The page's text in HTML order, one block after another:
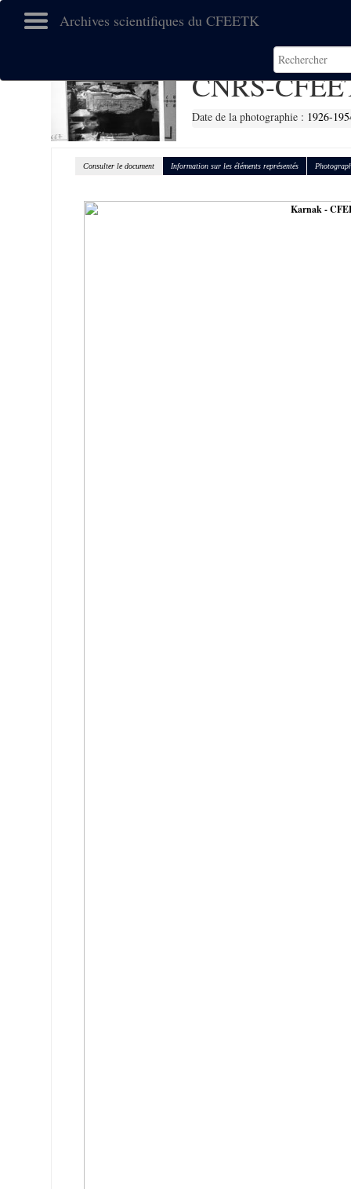
Archives scientifiques du CFEETK
CNRS-
Date de la photographie : 1926-
Consulter le document Information sur les éléments représentés